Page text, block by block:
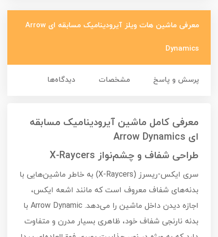
معرفی ماشین هات ویلز آیرودینامیک مسابقه ای Arrow
Dynamics
پرسش و پاسخ مشخصات دیدگاه‌ها
معرفی کامل ماشین آیرودینامیک مسابقه
ای Arrow Dynamics
طراحی شفاف و چشم‌نواز X-Raycers
سری ایکس-ریسرز (X-Raycers) به خاطر ماشین‌هایی با
بدنه‌های شفاف معروف است که مانند اشعه ایکس،
اجازه دیدن داخل ماشین را می‌دهد. Arrow Dynamic با
بدنه نارنجی شفاف خود، ظاهری بسیار مدرن و متفاوت